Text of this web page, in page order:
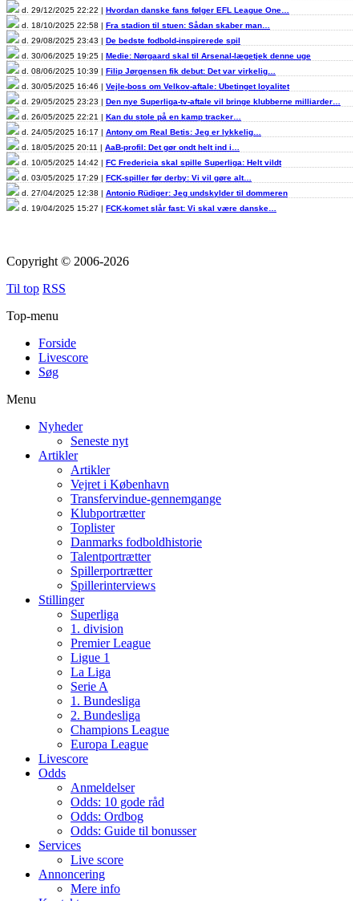
d. 29/12/2025 22:22 | Hvordan danske fans følger EFL League One…
d. 18/10/2025 22:58 | Fra stadion til stuen: Sådan skaber man…
d. 29/08/2025 23:43 | De bedste fodbold-inspirerede spil
d. 30/06/2025 19:25 | Medie: Nørgaard skal til Arsenal-lægetjek denne uge
d. 08/06/2025 10:39 | Filip Jørgensen fik debut: Det var virkelig…
d. 30/05/2025 16:46 | Vejle-boss om Velkov-aftale: Ubetinget loyalitet
d. 29/05/2025 23:23 | Den nye Superliga-tv-aftale vil bringe klubberne milliarder…
d. 26/05/2025 22:21 | Kan du stole på en kamp tracker…
d. 24/05/2025 16:17 | Antony om Real Betis: Jeg er lykkelig…
d. 18/05/2025 20:11 | AaB-profil: Det gør ondt helt ind i…
d. 10/05/2025 14:42 | FC Fredericia skal spille Superliga: Helt vildt
d. 03/05/2025 17:29 | FCK-spiller før derby: Vi vil gøre alt…
d. 27/04/2025 12:38 | Antonio Rüdiger: Jeg undskylder til dommeren
d. 19/04/2025 15:27 | FCK-komet slår fast: Vi skal være danske…
Copyright © 2006-2026
Til top RSS
Top-menu
Forside
Livescore
Søg
Menu
Nyheder
Seneste nyt
Artikler
Artikler
Vejret i København
Transfervindue-gennemgange
Klubportrætter
Toplister
Danmarks fodboldhistorie
Talentportrætter
Spillerportrætter
Spillerinterviews
Stillinger
Superliga
1. division
Premier League
Ligue 1
La Liga
Serie A
1. Bundesliga
2. Bundesliga
Champions League
Europa League
Livescore
Odds
Anmeldelser
Odds: 10 gode råd
Odds: Ordbog
Odds: Guide til bonusser
Services
Live score
Annoncering
Mere info